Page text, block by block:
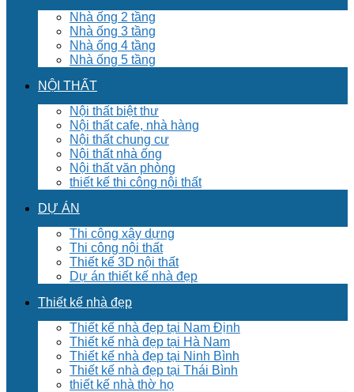
Nhà ống 2 tầng
Nhà ống 3 tầng
Nhà ống 4 tầng
Nhà ống 5 tầng
NỘI THẤT
Nội thất biệt thư
Nội thất cafe, nhà hàng
Nội thất chung cư
Nội thất nhà ống
Nội thất văn phòng
thiết kế thi công nội thất
DỰ ÁN
Thi công xây dựng
Thi công nội thất
Thiết kế 3D nội thất
Dự án thiết kế nhà đẹp
Thiết kế nhà đẹp
Thiết kế nhà đẹp tại Nam Định
Thiết kế nhà đẹp tại Hà Nam
Thiết kế nhà đẹp tại Ninh Bình
Thiết kế nhà đẹp tại Thái Bình
thiết kế nhà thờ họ